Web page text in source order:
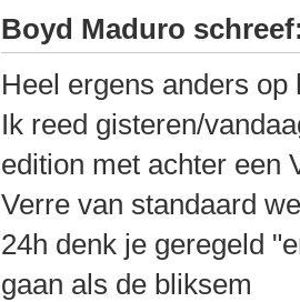
Boyd Maduro
Heel ergens anders op
Ik reed gisteren/
edition met achter een
Verre van standaard
24h denk je geregeld
gaan als de bliksem